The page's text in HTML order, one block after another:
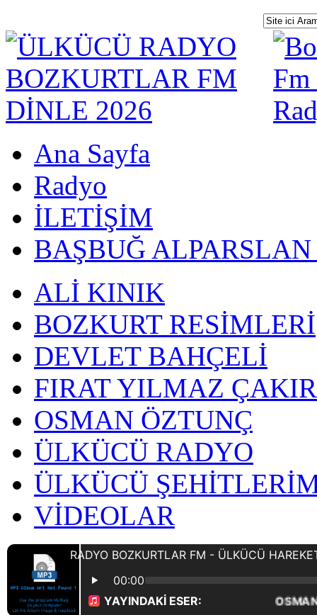
Ana Sayfa
Radyo
İLETİŞİM
BAŞBUĞ
ALİ KINIK
BOZKURT RESİMLERİ
DEVLET BAHÇELİ
FIRAT YILMAZ
OSMAN ÖZTUNÇ
ÜLKÜCÜ RADYO
ÜLKÜCÜ
VİDEOLAR